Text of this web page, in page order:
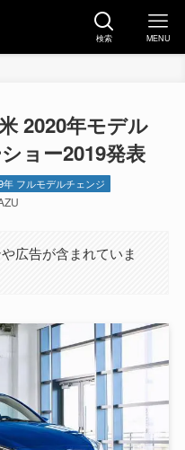
検索 MENU
2020年モデル
ョー2019発表
年 フルモデルチェンジ
広告が含まれていま